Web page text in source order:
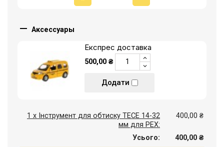
 Аксессуары
Експрес доставка
500,00 ₴
Додати
1 x Інструмент для обтиску TECE 14-32
мм для PEX:
400,00 ₴
Усього: 400,00 ₴